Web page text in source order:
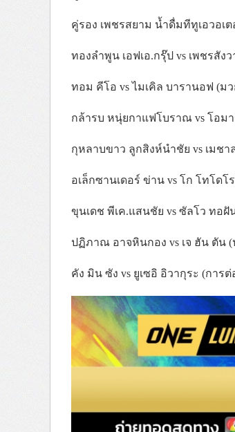
คู่รอง เพชรสยาม น้ำดื่มทีทูเอวอเ
ทองลำพูน เอฟเอ.กรุ๊ป vs เพชรสัง
ทอม คีโอ vs ไมเคิล บารานอฟ (มว
กล้ารบ หนุ่ยกาแฟโบราณ vs โอมา
กุหลาบขาว ลูกสิงห์นำชัย vs เมชา
อเล็กซานเดอร์ ข่าน vs โก โทโดโ
ขุนเดช พีเค.แสนชัย vs ซัลโว ทอฝั
ปฏิภาณ อาจหินกอง vs เจ ฮัน ตัน (
คัง มิน ซัง vs ยูเซอิ อิวากุระ (การ